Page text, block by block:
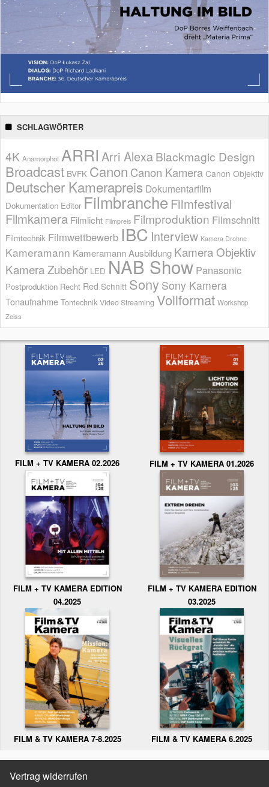
SCHLAGWÖRTER
4K Anamorphot ARRI Arri AlexaBlackmagic Design
Broadcast BVFK Canon Canon Kamera Canon Objektiv
Deutscher Kamerapreis Dokumentarfilm
Dokumentation Editor Filmbranche Filmfestival
Filmkamera Filmlicht Filmpreis Filmproduktion Filmschnitt
Filmtechnik Filmwettbewerb IBC Interview Kamera Drohne
Kameramann Kameramann Ausbildung Kamera Objektiv
Kamera Zubehör LED NAB Show Panasonic
Postproduktion Recht Red Schnitt Sony Sony Kamera
Tonaufnahme Tontechnik Video Streaming Vollformat Workshop
Zeiss
FILM + TV KAMERA 02.2026 FILM + TV KAMERA 01.2026
FILM + TV KAMERA EDITION
04.2025
FILM + TV KAMERA EDITION
03.2025
FILM & TV KAMERA 7-8.2025 FILM & TV KAMERA 6.2025
Vertrag widerrufen